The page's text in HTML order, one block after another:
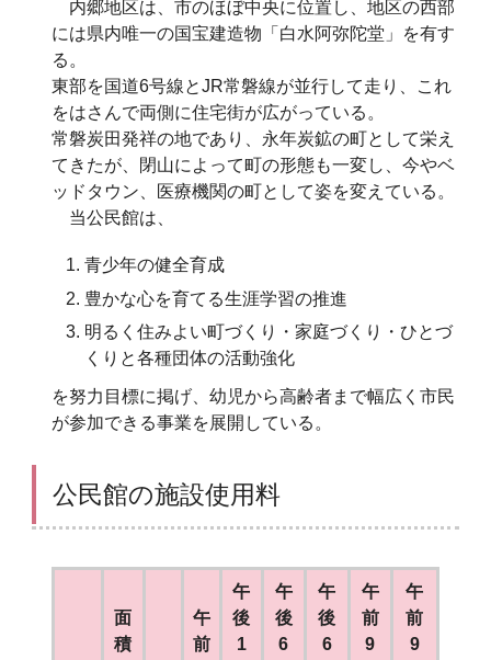
内郷地区は、市のほぼ中央に位置し、地区の西部
には県内唯一の国宝建造物「白水阿弥陀堂」を有す
る。
東部を国道6号線とJR常磐線が並行して走り、これ
をはさんで両側に住宅街が広がっている。
常磐炭田発祥の地であり、永年炭鉱の町として栄え
てきたが、閉山によって町の形態も一変し、今やベ
ッドタウン、医療機関の町として姿を変えている。
当公民館は、
青少年の健全育成
豊かな心を育てる生涯学習の推進
明るく住みよい町づくり・家庭づくり・ひとづ
くりと各種団体の活動強化
を努力目標に掲げ、幼児から高齢者まで幅広く市民
が参加できる事業を展開している。
公民館の施設使用料
面
積
午
前
午
後
1
午
後
6
午
後
6
午
前
9
午
前
9